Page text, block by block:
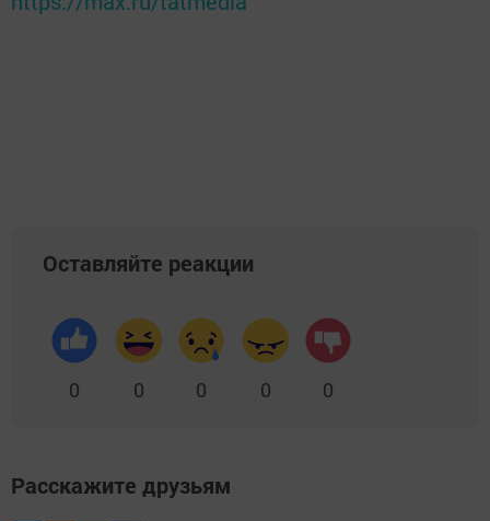
Оставляйте реакции
0 0 0 0 0
Расскажите друзьям